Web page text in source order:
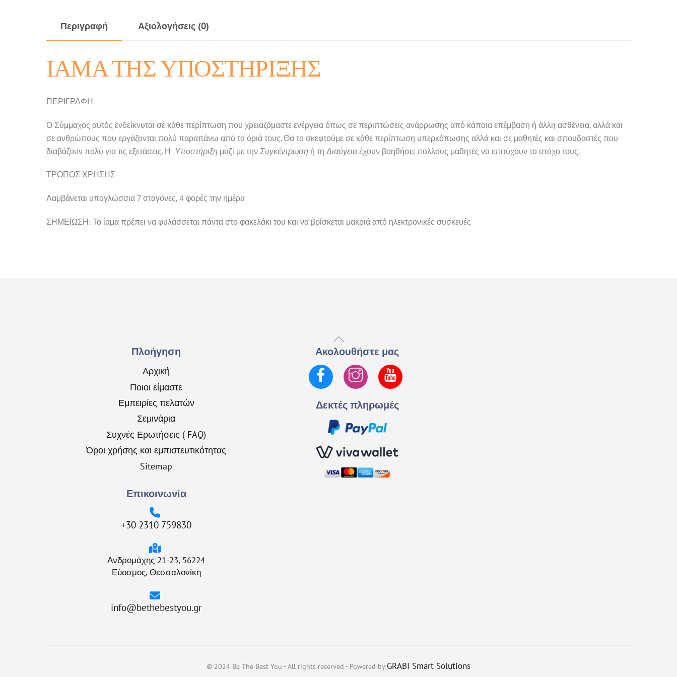
Περιγραφή Αξιολογήσεις (0)
ΙΑΜΑ ΤΗΣ ΥΠΟΣΤΗΡΙΞΗΣ
ΠΕΡΙΓΡΑΦΗ
Ο Σύμμαχος αυτός ενδείκνυται σε κάθε περίπτωση που χρειαζόμαστε ενέργεια όπως σε περιπτώσεις ανάρρωσης από κάποια επέμβαση ή άλλη ασθένεια, αλλά και
σε ανθρώπους που εργάζονται πολύ παραπάνω από τα όριά τους. Θα το σκεφτούμε σε κάθε περίπτωση υπερκόπωσης αλλά και σε μαθητές και σπουδαστές που
διαβάζουν πολύ για τις εξετάσεις. Η Υποστήριξη μαζί με την Συγκέντρωση ή τη Διαύγειαέχουν βοηθήσει πολλούς μαθητές να επιτύχουν το στόχο τους.
ΤΡΟΠΟΣ ΧΡΗΣΗΣ
Λαμβάνεται υπογλώσσια 7 σταγόνες, 4 φορές την ημέρα
ΣΗΜΕΙΩΣΗ: Το ίαμα πρέπει να φυλάσσεται πάντα στο φακελάκι του και να βρίσκεται μακριά από ηλεκτρονικές συσκευές
Back
To
Πλοήγηση
Αρχική
Ποιοι είμαστε
Εμπειρίες πελατών
Σεμινάρια
Συχνές Ερωτήσεις ( FAQ)
Όροι χρήσης και εμπιστευτικότητας
Sitemap
Ακολουθήστε μας
Facebook Instagram
Δεκτές πληρωμές
Επικοινωνία
+30 2310 759830
Ανδρομάχης 21-23, 56224
Εύοσμος, Θεσσαλονίκη
info@bethebestyou.gr
© 2024 Be The Best You - All rights reserved - Powered by GRABI Smart Solutions